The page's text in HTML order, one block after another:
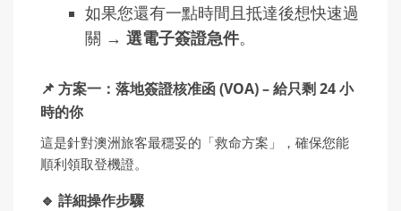
如果您還有一點時間且抵達後想快速過
關 → 選電子簽證急件。
📌 方案一：落地簽證核准函 (VOA) – 給只剩 24 小
時的你
這是針對澳洲旅客最穩妥的「救命方案」，確保您能
順利領取登機證。
🔹 詳細操作步驟